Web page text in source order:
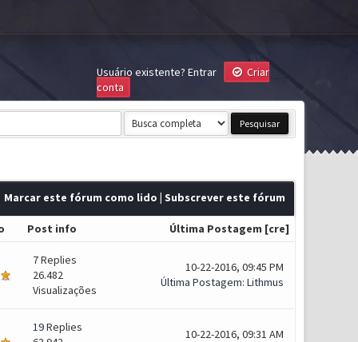
Usuário existente? Entrar
Criar
conta
Marcar este fórum como lido | Subscrever este fórum
Post info Última Postagem [cre]
7Replies
26.482
Visualizações
10-22-2016, 09:45 PM
Última Postagem: Lithmus
19Replies
10-22-2016, 09:31 AM